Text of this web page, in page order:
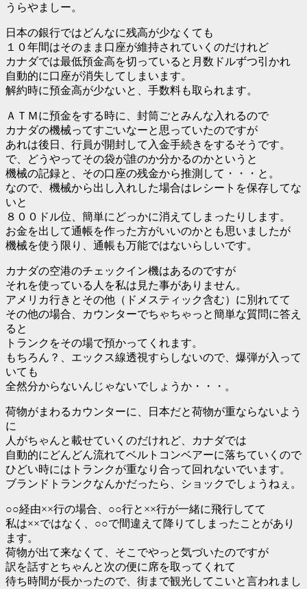
うらやましー。
日本の銀行ではどんなに残高が少なくても
１０年間はそのまま口座が維持されていくのだけれど
カナダでは最低預金高を切っていると月数ドルずつ引かれ
自動的に口座が消失してしまいます。
解約時に預金高が少ないと、手数料も取られます。
ＡＴＭに預金をする時に、封筒ごとみんな入れるので
カナダの機械ってすごいなーと思っていたのですが
あれは後日、行員が開封して入金手続きをするそうです。
で、どうやってその袋が誰のか分かるのかというと
機械の記録と、その口座の残金から推測して・・・と。
なので、機械から出し入れした場合はレシートを保存してな
いと
８００ドル位、簡単にどっかに消えてしまったりします。
お金を出して通帳を作った方がいいのかとも思いましたが
機械を使う限り、通帳も万能ではないらしいです。
カナダの空港のチェックイン機はあるのですが
それを使っている人を私は見た事がありません。
アメリカ行きとその他（ドメスティック含む）に別れてて
その他の場合、カウンターでちゃちゃっと簡単な質問に答え
ると
トランクをその場で預かってくれます。
もちろん？、エックス線透視すらしないので、爆弾が入って
いても
全然分からないんじゃないでしょうか・・・。
荷物がまわるカウンターに、日本だと荷物が重ならないよう
に
人がちゃんと載せていくのだけれど、カナダでは
自動的にどんどん流れてベルトコンベアーに落ちていくので
ひどい時にはトランクが重なり合って回れないでいます。
ブランドトランクなんかだったら、ショックでしょうねぇ。
○○経由××行の場合、○○行と××行が一緒に飛行してて
私は××ではなく、○○で間違えて降りてしまったことがあり
ます。
荷物が出て来なくて、そこでやっと気づいたのですが
訳を話すとちゃんと次の便に席を取ってくれて
待ち時間が長かったので、街まで観光してこいと言われまし